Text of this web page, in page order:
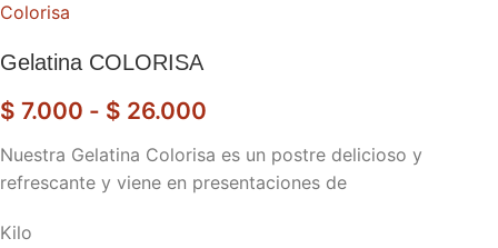
Colorisa
Gelatina COLORISA
$ 7.000 - $ 26.000
Nuestra Gelatina Colorisa es un postre delicioso y
refrescante y viene en presentaciones de
Kilo